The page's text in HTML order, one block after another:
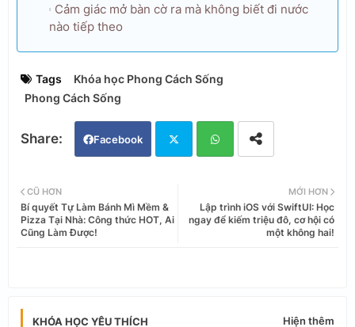
Cảm giác mở bàn cờ ra mà không biết đi nước
nào tiếp theo
Tags
Khóa học Phong Cách Sống
Phong Cách Sống
Facebook
tter ats
MỚI HƠN
Lập trình iOS với SwiftUI: Học
ngay để kiếm triệu đô, cơ hội có
một không hai!
CŨ HƠN
Bí quyết Tự Làm Bánh Mì Mềm &
Pizza Tại Nhà: Công thức HOT, Ai
Cũng Làm Được!
KHÓA HỌC YÊU THÍCH Hiện thêm